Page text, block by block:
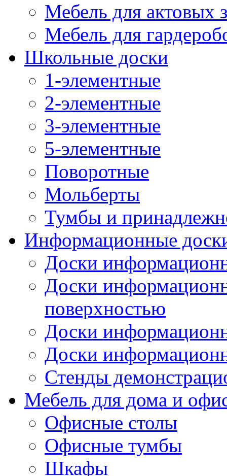
Мебель для актовых
Мебель для
Школьные доски
1-элементные
2-элементные
3-элементные
5-элементные
Поворотные
Мольберты
Тумбы и
Информационные
Доски
Доски
поверхностью
Доски
Доски
Стенды
Мебель для дома и
Офисные столы
Офисные тумбы
Шкафы